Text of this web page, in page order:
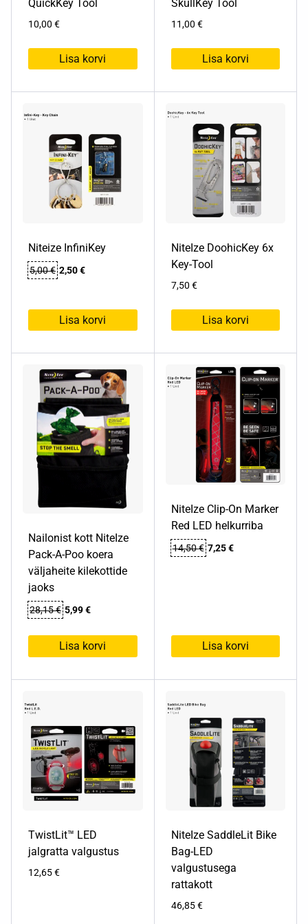
QuickKey Tool
10,00 €
Lisa korvi
SkullKey Tool
11,00 €
Lisa korvi
Niteize InfiniKey
5,00€ Algne
5,00 €.
2,50€Praegune
2,50 €.
Lisa korvi
NiteIze DoohicKey 6x
Key-Tool
7,50 €
Lisa korvi
Nailonist kott NiteIze
Pack-A-Poo koera
väljaheite kilekottide
jaoks
28,15€ Algne
oli:
28,15 €.
5,99€Praegune
on:
5,99 €.
Lisa korvi
NiteIze Clip-On Marker
Red LED helkurriba
14,50€ Algne
7,25€Praegune
Lisa korvi
TwistLit™ LED
jalgratta valgustus
12,65€
NiteIze SaddleLit Bike
Bag-LED
valgustusega
rattakott
46,85€